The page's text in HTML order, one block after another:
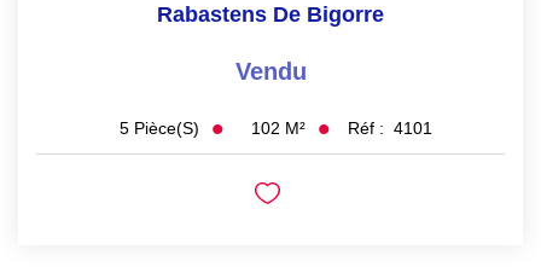
Rabastens De Bigorre
Vendu
5 Pièce(s) 102 M² Réf : 4101